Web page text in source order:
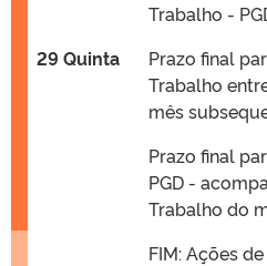
Trabalho -
29 Quinta
Prazo final
Trabalho
mês
Prazo final
PGD -
Trabalho do
FIM: Ações